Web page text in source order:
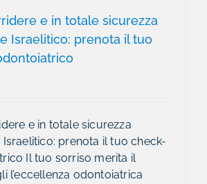
e in totale sicurezza
Israelitico: prenota il tuo
e in totale sicurezza
prenota il tuo check-
Il tuo sorriso merita il
l’eccellenza odontoiatrica